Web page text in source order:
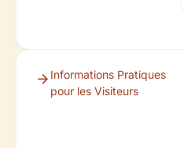
Informations Pratiques
pour les Visiteurs